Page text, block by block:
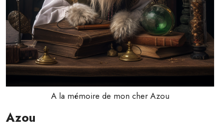
A la mémoire de mon cher Azou
Azou